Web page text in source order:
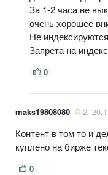
За 1-2 часа не
очень хорошее
Не
Запрета на
0
maks19808080 2
Контент в том то и
куплено на бирже
0